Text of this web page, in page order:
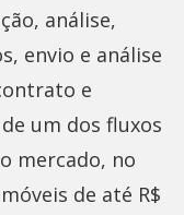
análise,
envio e análise
e
um dos fluxos
mercado, no
de até R$